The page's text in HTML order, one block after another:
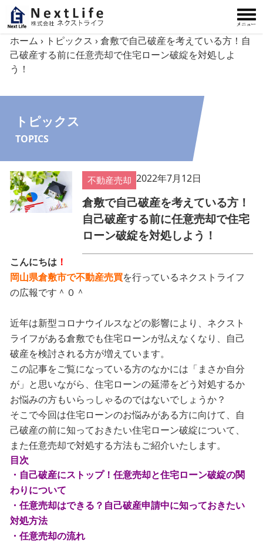
内容をスキップ
ホーム › トピックス ›倉敷で自己破産を考えている方！自
己破産する前に任意売却で住宅ローン破綻を対処しよ
う！
トピックス
TOPICS
不動産売却 2022年7月12日
倉敷で自己破産を考えている方！
自己破産する前に任意売却で住宅
ローン破綻を対処しよう！
こんにちは ！
岡山県倉敷市で不動産売買を行っているネクストライフ
の広報です＾０＾
近年は新型コロナウイルスなどの影響により、ネクスト
ライフがある倉敷でも住宅ローンが払えなくなり、自己
破産を検討される方が増えています。
この記事をご覧になっている方のなかには「まさか自分
が」と思いながら、住宅ローンの延滞をどう対処するか
お悩みの方もいらっしゃるのではないでしょうか？
そこで今回は住宅ローンのお悩みがある方に向けて、自
己破産の前に知っておきたい住宅ローン破綻について、
また任意売却で対処する方法もご紹介いたします。
目次
・自己破産にストップ！任意売却と住宅ローン破綻の関
わりについて
・任意売却はできる？自己破産申請中に知っておきたい
対処方法
・任意売却の流れ